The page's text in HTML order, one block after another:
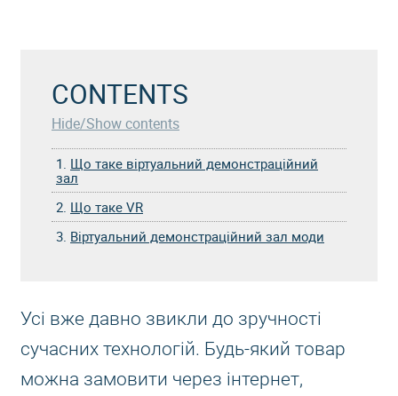
CONTENTS
Hide/Show contents
1. Що таке віртуальний демонстраційний
зал
2. Що таке VR
3. Віртуальний демонстраційний зал моди
Усі вже давно звикли до зручності
сучасних технологій. Будь-який товар
можна замовити через інтернет,